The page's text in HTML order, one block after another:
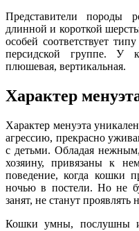
Представители породы
длинной и короткой
особей соответствует
персидской группе. У
плюшевая, вертикальная.
Характер
Характер менуэта
агрессию, прекрасно
с детьми. Обладая
хозяину, привязаны к
поведение, когда кошки
ночью в постели. Но не
занят, не станут проявлять
Кошки умны, послушны и